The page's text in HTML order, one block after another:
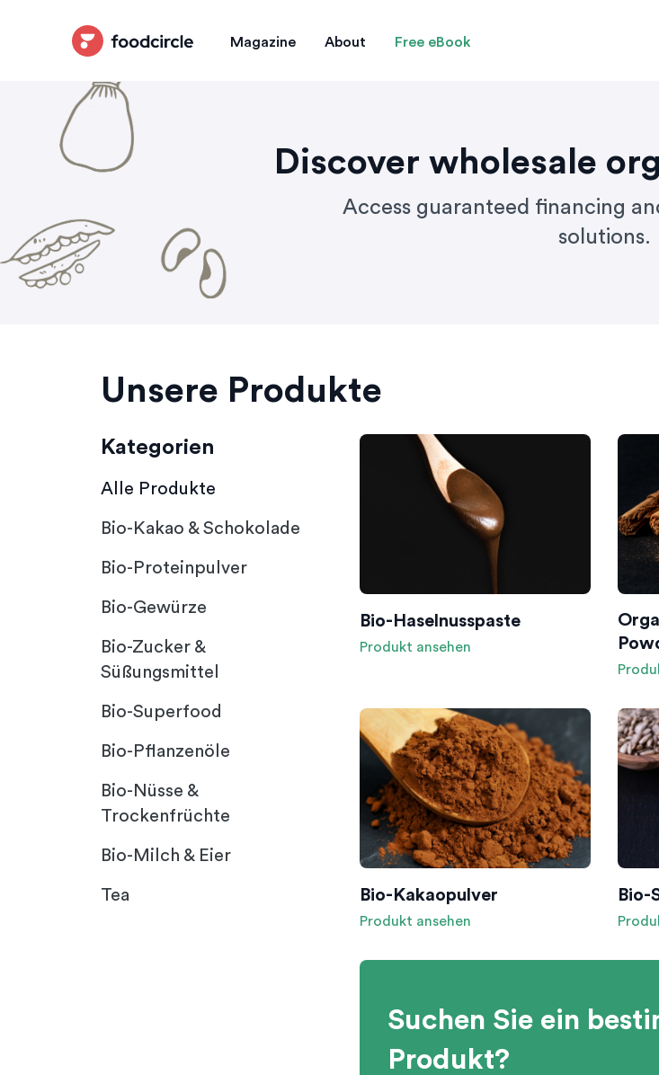
Magazine About Free eBook
Discover wholesale
Access guaranteed financing
solutions.
Unsere Produkte
Kategorien
Alle Produkte
Bio-Kakao & Schokolade
Bio-Proteinpulver
Bio-Gewürze
Bio-Zucker &
Süßungsmittel
Bio-Superfood
Bio-Pflanzenöle
Bio-Nüsse &
Trockenfrüchte
Bio-Milch & Eier
Tea
Bio-Haselnusspaste
Produkt ansehen
Bio-Kakaopulver
Produkt ansehen
Bio-
Suchen Sie ein
Produkt?